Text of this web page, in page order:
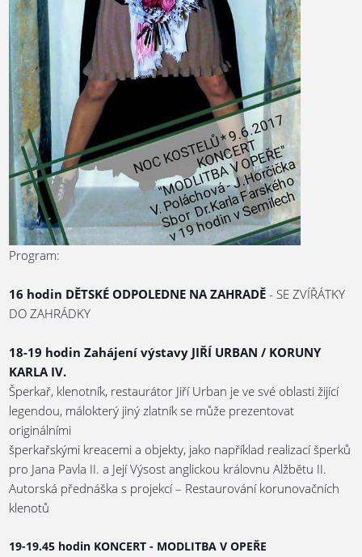
Program:
16 hodin DĚTSKÉ ODPOLEDNE NA ZAHRADĚ - SE ZVÍŘÁTKY
DO ZAHRÁDKY
18-19 hodin Zahájení výstavy JIŘÍ URBAN / KORUNY
KARLA IV.
Šperkař, klenotník, restaurátor Jiří Urban je ve své oblasti žijící
legendou, málokterý jiný zlatník se může prezentovat
originálními
šperkařskými kreacemi a objekty, jako například realizací šperků
pro Jana Pavla II. a Její Výsost anglickou královnu Alžbětu II.
Autorská přednáška s projekcí – Restaurování korunovačních
klenotů
19-19.45 hodin KONCERT - MODLITBA V OPEŘE